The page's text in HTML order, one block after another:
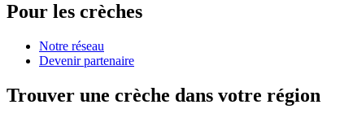
Pour les crèches
Notre réseau
Devenir partenaire
Trouver une crèche dans votre région